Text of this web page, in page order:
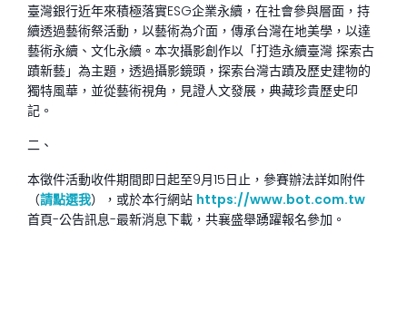
臺灣銀行近年來積極落實ESG企業永續，在社會參與層面，持
續透過藝術祭活動，以藝術為介面，傳承台灣在地美學，以達
藝術永續、文化永續。本次攝影創作以「打造永續臺灣 探索古
蹟新藝」為主題，透過攝影鏡頭，探索台灣古蹟及歷史建物的
獨特風華，並從藝術視角，見證人文發展，典藏珍貴歷史印
記。
二、
本徵件活動收件期間即日起至9月15日止，參賽辦法詳如附件
（請點選我），或於本行網站 https://www.bot.com.tw
首頁-公告訊息-最新消息下載，共襄盛舉踴躍報名參加。